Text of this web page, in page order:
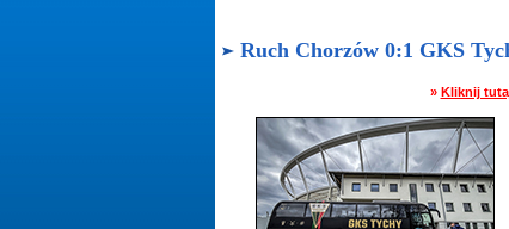
Ruch Chorzów 0:1 GKS
» Kliknij